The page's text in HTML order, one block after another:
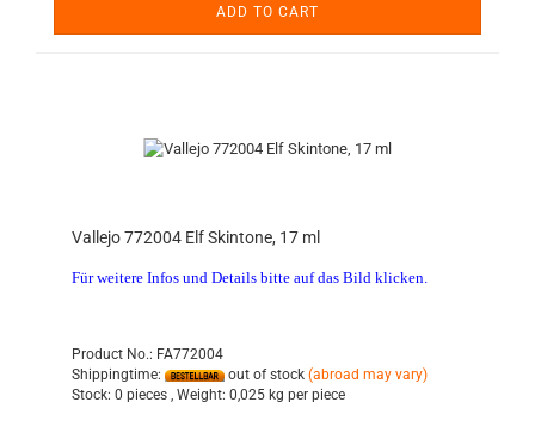
ADD TO CART
Vallejo 772004 Elf Skintone, 17 ml
Für weitere Infos und Details bitte auf das Bild klicken.
Product No.: FA772004
Shippingtime:
out of stock (abroad may vary)
Stock: 0 pieces , Weight: 0,025 kg per piece